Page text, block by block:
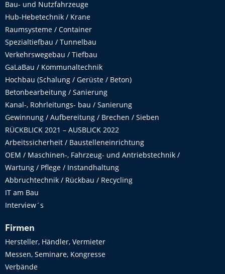
Bau- und Nutzfahrzeuge
Hub-Hebetechnik / Krane
Raumsysteme / Container
Spezialtiefbau / Tunnelbau
Verkehrswegebau / Tiefbau
GaLaBau / Kommunaltechnik
Hochbau (Schalung / Gerüste / Beton)
Betonbearbeitung / Sanierung
Kanal-, Rohrleitungs- bau / Sanierung
Gewinnung / Aufbereitung / Brechen / Sieben
RÜCKBLICK 2021 – AUSBLICK 2022
Arbeitssicherheit / Baustelleneinrichtung
OEM / Maschinen-, Fahrzeug- und Antriebstechnik /
Wartung / Pflege / Instandhaltung
Abbruchtechnik / Rückbau / Recycling
IT am Bau
Interview´s
Firmen
Hersteller, Händler, Vermieter
Messen, Seminare, Kongresse
Verbände